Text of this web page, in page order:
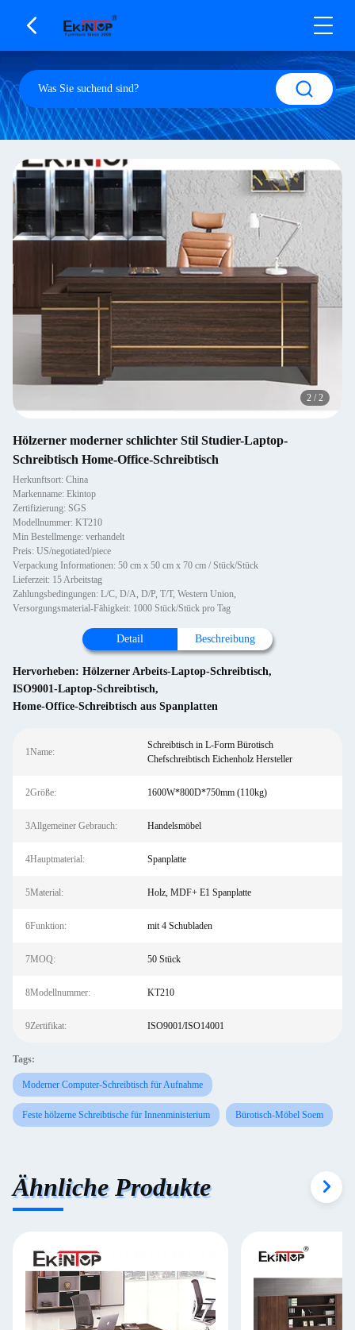
2 /2
Hölzerner moderner schlichter Stil Studier-Laptop-
Schreibtisch Home-Office-Schreibtisch
Herkunftsort: China
Markenname: Ekintop
Zertifizierung: SGS
Modellnummer: KT210
Min Bestellmenge: verhandelt
Preis: US/negotiated/piece
Verpackung Informationen: 50 cm x 50 cm x 70 cm / Stück/Stück
Lieferzeit: 15 Arbeitstag
Zahlungsbedingungen: L/C, D/A, D/P, T/T, Western Union,
Versorgungsmaterial-Fähigkeit: 1000 Stück/Stück pro Tag
Detail Beschreibung
Hervorheben: Hölzerner Arbeits-Laptop-Schreibtisch,
ISO9001-Laptop-Schreibtisch,
Home-Office-Schreibtisch aus Spanplatten
1Name:
Schreibtisch in L-Form Bürotisch
Chefschreibtisch Eichenholz Hersteller
2Größe: 1600W*800D*750mm (110kg)
3Allgemeiner Gebrauch: Handelsmöbel
4Hauptmaterial: Spanplatte
5Material: Holz, MDF+ E1 Spanplatte
6Funktion: mit 4 Schubladen
7MOQ: 50 Stück
8Modellnummer: KT210
9Zertifikat: ISO9001/ISO14001
Tags:
Moderner Computer-Schreibtisch für Aufnahme
Feste hölzerne Schreibtische für Innenministerium Bürotisch-Möbel Soem
Ähnliche Produkte